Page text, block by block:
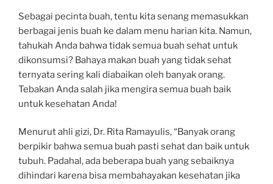
Sebagai pecinta buah, tentu kita senang memasukkan
berbagai jenis buah ke dalam menu harian kita. Namun,
tahukah Anda bahwa tidak semua buah sehat untuk
dikonsumsi? Bahaya makan buah yang tidak sehat
ternyata sering kali diabaikan oleh banyak orang.
Tebakan Anda salah jika mengira semua buah baik
untuk kesehatan Anda!
Menurut ahli gizi, Dr. Rita Ramayulis, “Banyak orang
berpikir bahwa semua buah pasti sehat dan baik untuk
tubuh. Padahal, ada beberapa buah yang sebaiknya
dihindari karena bisa membahayakan kesehatan jika